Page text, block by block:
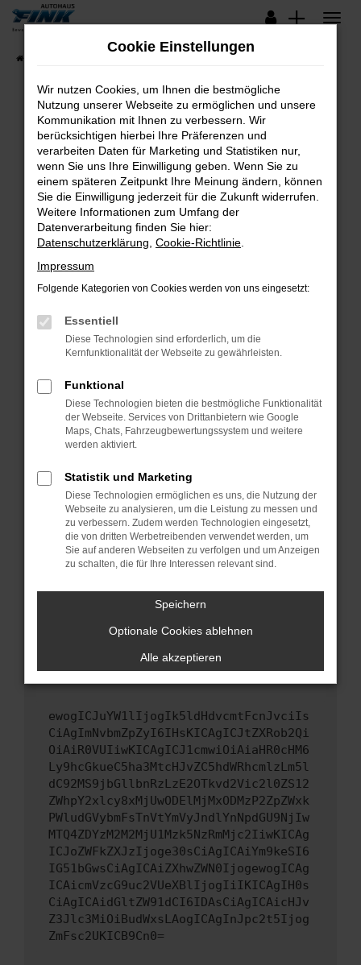
Zum
springen
Lagerfahrzeuge
Fehler: Network Error
Beim Laden ist ein Fehler aufgetreten.
Hier sind ein paar Tipps, die dir helfen können:
Überprüfe deine Firewall und deine
Internetverbindung.
Laden andere Webseiten, zum Beispiel deine
Suchmaschine?
Prüfe deine Browsererweiterungen.
können das Laden bestimmter Seiten
verhindern. Funktioniert die Seite in einem
anderen Browser oder in einem privaten
Starte dein Gerät neu.
Das kann manchmal helfen, vorübergehende
Probleme zu beheben.
Betriebssystem auf dem neuesten Stand
sind.
Veraltete Software birgt nicht nur ein
Sicherheitsrisiko, sondern kann auch dazu
führen, dass bestimmte Funktionen nicht mehr
unterstützt werden.
Wende dich an den Webseitenbetreiber.
Wenn du alle oben genannten Schritte versucht
hast, kontaktiere uns bitte. Wir werden
versuchen, das Problem zu beheben. Du kannst
uns diesen Text schicken, um uns bei der
ewogICJuYW1lIjogIk5ldHdvcmtFcnJvciIs
CiAgImNvbmZpZyI6IHsKICAgICJtZXRob2Qi
OiAiR0VUIiwKICAgICJ1cmwiOiAiaHR0cHM6
Ly9hcGkueC5ha3MtcHJvZC5hdWRhcmlzLm5l
dC92MS9jbGllbnRzLzE2OTkvd2Vic2l0ZS12
ZWhpY2xlcy8xMjUwODElMjMxODMzP2ZpZWxk
PWludGVybmFsTnVtYmVyJndlYnNpdGU9NjIw
MTQ4ZDYzM2M2MjU1Mzk5NzRmMjc2IiwKICAg
ICJoZWFkZXJzIjoge30sCiAgICAiYm9keSI6
IG51bGwsCiAgICAiZXhwZWN0IjogewogICAg
ICAicmVzcG9uc2VUeXBlIjogIiIKICAgIH0s
CiAgICAidGltZW91dCI6IDAsCiAgICAicHJv
Z3Jlc3MiOiBudWxsLAogICAgInJpc2t5Ijog
ZmFsc2UKICB9Cn0=
Cookie Einstellungen
Wir nutzen Cookies, um Ihnen die bestmögliche
Nutzung unserer Webseite zu ermöglichen und unsere
Kommunikation mit Ihnen zu verbessern. Wir
berücksichtigen hierbei Ihre Präferenzen und
verarbeiten Daten für Marketing und Statistiken nur,
wenn Sie uns Ihre Einwilligung geben. Wenn Sie zu
einem späteren Zeitpunkt Ihre Meinung ändern, können
Sie die Einwilligung jederzeit für die Zukunft widerrufen.
Weitere Informationen zum Umfang der
Datenverarbeitung finden Sie hier:
Datenschutzerklärung Cookie-Richtlinie
Impressum
Folgende Kategorien von Cookies werden von uns eingesetzt:
Essentiell
Diese Technologien sind erforderlich, um die
Kernfunktionalität der Webseite zu gewährleisten.
Funktional
Diese Technologien bieten die bestmögliche Funktionalität
der Webseite. Services von Drittanbietern wie Google
Maps, Chats, Fahrzeugbewertungssystem und weitere
werden aktiviert.
Statistik und Marketing
Diese Technologien ermöglichen es uns, die Nutzung der
Webseite zu analysieren, um die Leistung zu messen und
zu verbessern. Zudem werden Technologien eingesetzt,
die von dritten Werbetreibenden verwendet werden, um
Sie auf anderen Webseiten zu verfolgen und um Anzeigen
zu schalten, die für Ihre Interessen relevant sind.
Speichern
Optionale Cookies ablehnen
Alle akzeptieren